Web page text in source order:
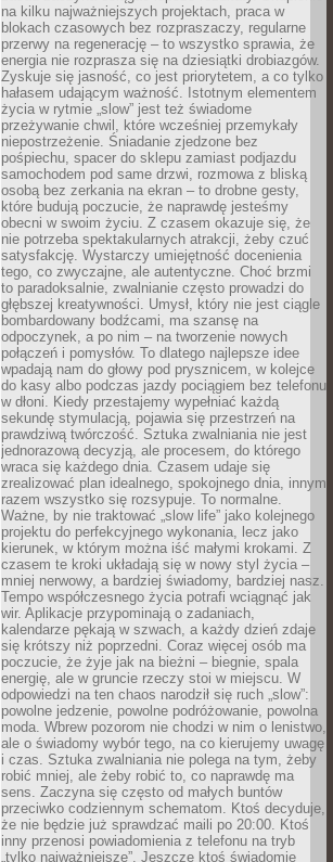
na kilku najważniejszych projektach, praca w
blokach czasowych bez rozpraszaczy, regularne
przerwy na regenerację – to wszystko sprawia, że
energia nie rozprasza się na dziesiątki drobiazgów.
Zyskuje się jasność, co jest priorytetem, a co tylko
hałasem udającym ważność. Istotnym elementem
życia w rytmie „slow” jest też świadome
przeżywanie chwil, które wcześniej przemykały
niepostrzeżenie. Śniadanie zjedzone bez
pośpiechu, spacer do sklepu zamiast podjazdu
samochodem pod same drzwi, rozmowa z bliską
osobą bez zerkania na ekran – to drobne gesty,
które budują poczucie, że naprawdę jesteśmy
obecni w swoim życiu. Z czasem okazuje się, że
nie potrzeba spektakularnych atrakcji, żeby czuć
satysfakcję. Wystarczy umiejętność docenienia
tego, co zwyczajne, ale autentyczne. Choć brzmi
to paradoksalnie, zwalnianie często prowadzi do
głębszej kreatywności. Umysł, który nie jest ciągle
bombardowany bodźcami, ma szansę na
odpoczynek, a po nim – na tworzenie nowych
połączeń i pomysłów. To dlatego najlepsze idee
wpadają nam do głowy pod prysznicem, w kolejce
do kasy albo podczas jazdy pociągiem bez telefonu
w dłoni. Kiedy przestajemy wypełniać każdą
sekundę stymulacją, pojawia się przestrzeń na
prawdziwą twórczość. Sztuka zwalniania nie jest
jednorazową decyzją, ale procesem, do którego
wraca się każdego dnia. Czasem udaje się
zrealizować plan idealnego, spokojnego dnia, innym
razem wszystko się rozsypuje. To normalne.
Ważne, by nie traktować „slow life” jako kolejnego
projektu do perfekcyjnego wykonania, lecz jako
kierunek, w którym można iść małymi krokami. Z
czasem te kroki układają się w nowy styl życia –
mniej nerwowy, a bardziej świadomy, bardziej nasz.
Tempo współczesnego życia potrafi wciągnąć jak
wir. Aplikacje przypominają o zadaniach,
kalendarze pękają w szwach, a każdy dzień zdaje
się krótszy niż poprzedni. Coraz więcej osób ma
poczucie, że żyje jak na bieżni – biegnie, spala
energię, ale w gruncie rzeczy stoi w miejscu. W
odpowiedzi na ten chaos narodził się ruch „slow”:
powolne jedzenie, powolne podróżowanie, powolna
moda. Wbrew pozorom nie chodzi w nim o lenistwo,
ale o świadomy wybór tego, na co kierujemy uwagę
i czas. Sztuka zwalniania nie polega na tym, żeby
robić mniej, ale żeby robić to, co naprawdę ma
sens. Zaczyna się często od małych buntów
przeciwko codziennym schematom. Ktoś decyduje,
że nie będzie już sprawdzać maili po 20:00. Ktoś
inny przenosi powiadomienia z telefonu na tryb
„tylko najważniejsze”. Jeszcze ktoś świadomie